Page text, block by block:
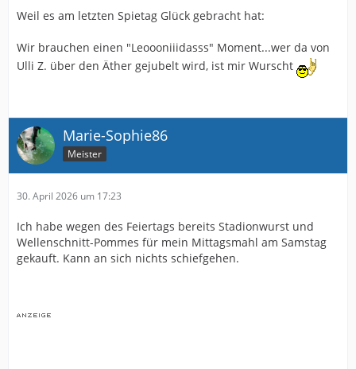
Weil es am letzten Spietag Glück gebracht hat:
Wir brauchen einen "Leoooniiidasss" Moment...wer da von
Ulli Z. über den Äther gejubelt wird, ist mir Wurscht
Marie-Sophie86
Meister
30. April 2026 um 17:23
Ich habe wegen des Feiertags bereits Stadionwurst und
Wellenschnitt-Pommes für mein Mittagsmahl am Samstag
gekauft. Kann an sich nichts schiefgehen.